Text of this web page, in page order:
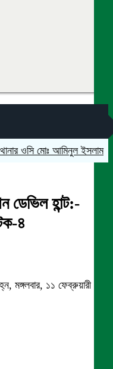
ওসি মোঃ আমিনুল ইসলাম
ডেভিল হান্ট:-
৪
১১ ফেব্রুয়ারী